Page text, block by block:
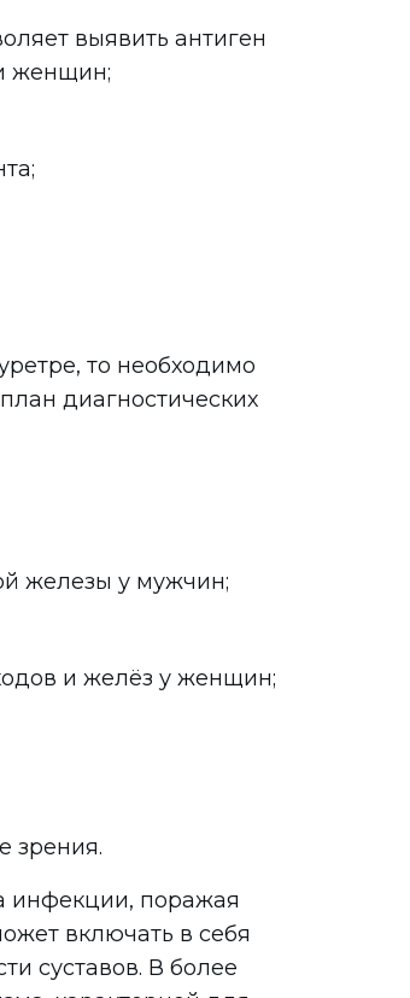
выявить антиген
женщин;
то необходимо
диагностических
железы у мужчин;
и желёз у женщин;
зрения.
инфекции, поражая
включать в себя
суставов. В более